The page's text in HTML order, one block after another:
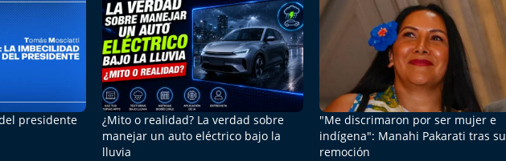
presidente
¿Mito o realidad? La verdad sobre
manejar un auto eléctrico bajo la
lluvia
"Me discrimaron por ser mujer e
indígena": Manahi Pakarati tras su
remoción